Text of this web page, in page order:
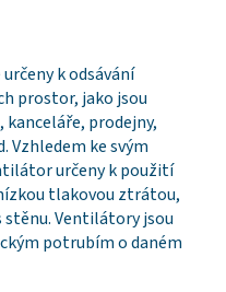
k odsávání
prostor, jako jsou
kanceláře, prodejny,
Vzhledem ke svým
určeny k použití
tlakovou ztrátou,
stěnu. Ventilátory jsou
potrubím o daném